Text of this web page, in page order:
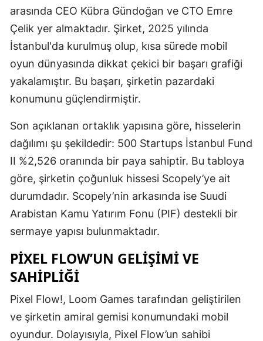
arasında CEO Kübra Gündoğan ve CTO Emre
Çelik yer almaktadır. Şirket, 2025 yılında
İstanbul'da kurulmuş olup, kısa sürede mobil
oyun dünyasında dikkat çekici bir başarı grafiği
yakalamıştır. Bu başarı, şirketin pazardaki
konumunu güçlendirmiştir.
Son açıklanan ortaklık yapısına göre, hisselerin
dağılımı şu şekildedir: 500 Startups İstanbul Fund
II %2,526 oranında bir paya sahiptir. Bu tabloya
göre, şirketin çoğunluk hissesi Scopely’ye ait
durumdadır. Scopely’nin arkasında ise Suudi
Arabistan Kamu Yatırım Fonu (PIF) destekli bir
sermaye yapısı bulunmaktadır.
PIXEL FLOW’UN GELIŞIMI VE
SAHIPLIĞI
Pixel Flow!, Loom Games tarafından geliştirilen
ve şirketin amiral gemisi konumundaki mobil
oyundur. Dolayısıyla, Pixel Flow’un sahibi